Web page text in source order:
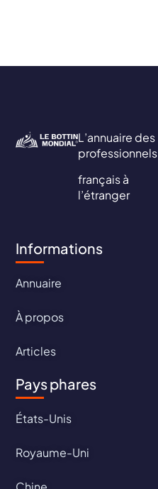
L’annuaire des
professionnels
français à
l’étranger
Informations
Annuaire
À propos
Articles
Pays phares
États-Unis
Royaume-Uni